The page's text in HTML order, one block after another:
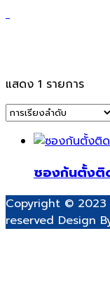
แสดง 1 รายการ
ซองก้นตั้งติ
Copyright © 2023
reserved Design